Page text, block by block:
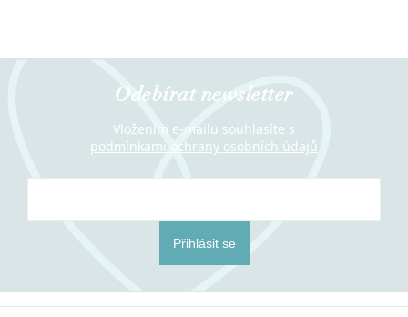
Odebírat newsletter
Vložením e-mailu souhlasíte s
podmínkami ochrany osobních údajů
Přihlásit se